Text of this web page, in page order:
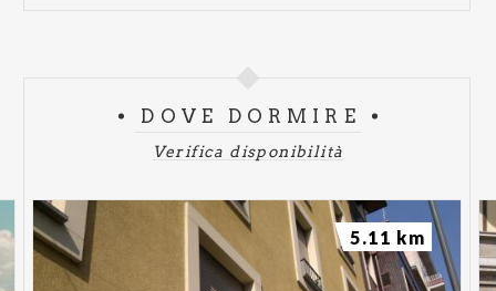
DOVE DORMIRE
Verifica disponibilità
5.11 km